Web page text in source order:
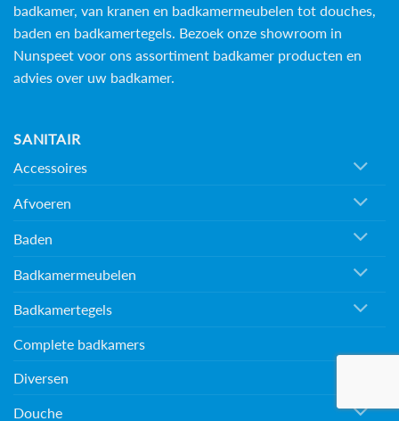
badkamer, van kranen en badkamermeubelen tot douches,
baden en badkamertegels . Bezoek onze showroom in
Nunspeet voor ons assortiment badkamer producten en
advies over uw badkamer.
SANITAIR
Accessoires
Afvoeren
Baden
Badkamermeubelen
Badkamertegels
Complete badkamers
Diversen
Douche